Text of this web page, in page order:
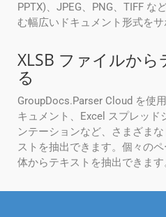
PPTX)、JPEG、PNG、TIFF な
む幅広いドキュメント形式をサ
XLSB ファイルか
る
GroupDocs.Parser Cloud を使用
キュメント、Excel スプレッ
ンテーションなど、さまざま
ストを抽出できます。個々の
体からテキストを抽出できます